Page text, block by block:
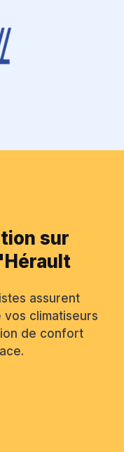
sur
assurent
vos climatiseurs
de confort